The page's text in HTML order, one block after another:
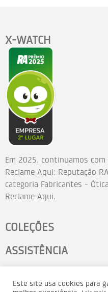
X-WATCH
Em 2025, continuamos
Reclame Aqui: Reputação
categoria Fabricantes -
Reclame Aqui.
COLEÇÕES
ASSISTÊNCIA
Este site usa cookies para